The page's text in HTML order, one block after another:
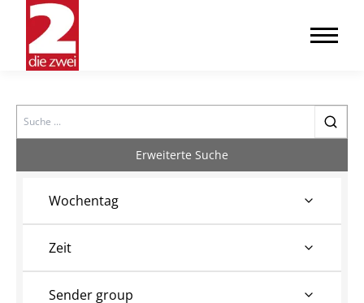
Search
Erweiterte Suche
Wochentag
Zeit
Sender group